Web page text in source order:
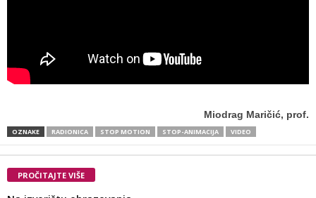
Miodrag Maričić, prof.
OZNAKE RADIONICA STOP MOTION STOP-ANIMACIJA VIDEO
PROČITAJTE VIŠE